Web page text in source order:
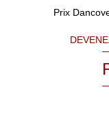
simple à entretenir,
recherchent une
En préparant
Prix